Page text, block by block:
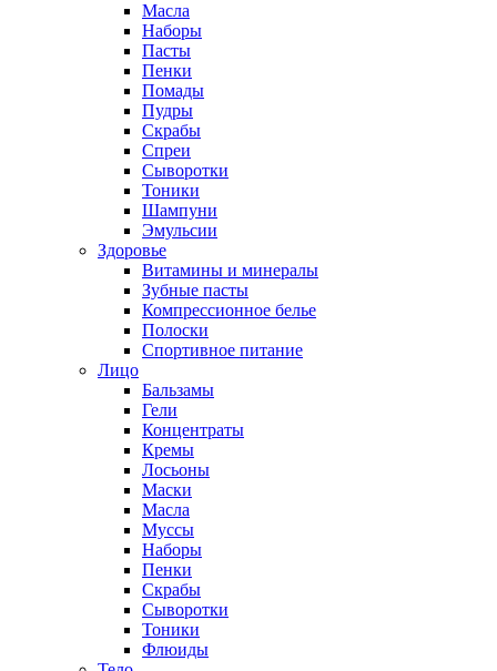
Масла
Наборы
Пасты
Пенки
Помады
Пудры
Скрабы
Спреи
Сыворотки
Тоники
Шампуни
Эмульсии
Здоровье
Витамины и минералы
Зубные пасты
Компрессионное белье
Полоски
Спортивное питание
Лицо
Бальзамы
Гели
Концентраты
Кремы
Лосьоны
Маски
Масла
Муссы
Наборы
Пенки
Скрабы
Сыворотки
Тоники
Флюиды